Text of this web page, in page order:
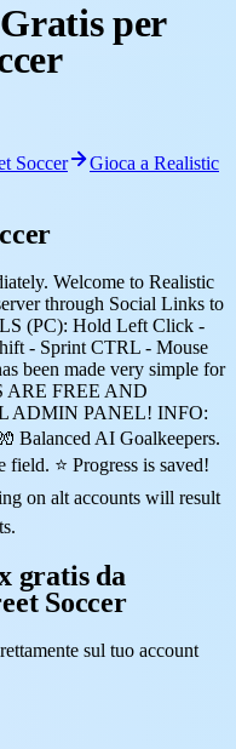
per
Soccer
Gioca a Realistic
Welcome to Realistic
through Social Links to
(PC): Hold Left Click -
- Sprint CTRL - Mouse
been made very simple for
ARE FREE AND
ADMIN PANEL! INFO:
Balanced AI Goalkeepers.
field. ⭐ Progress is saved!
on alt accounts will result
gratis da
Soccer
sul tuo account